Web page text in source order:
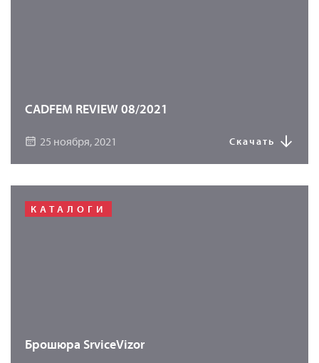
CADFEM REVIEW 08/2021
25 ноября, 2021 Скачать
КАТАЛОГИ
Брошюра SrviceVizor